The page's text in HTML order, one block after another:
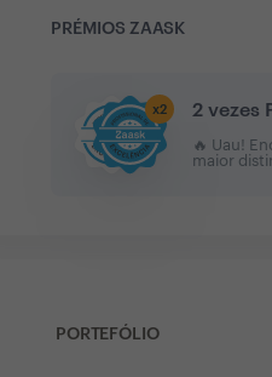
PRÉMIOS ZAASK
x2 2 vezes
🔥 Uau!
maior
PORTEFÓLIO